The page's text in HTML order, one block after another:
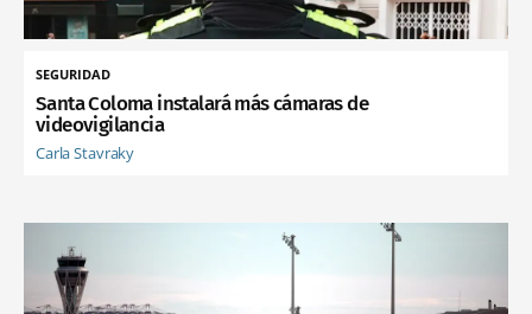
SEGURIDAD
Santa Coloma instalará más cámaras de
videovigilancia
Carla Stavraky